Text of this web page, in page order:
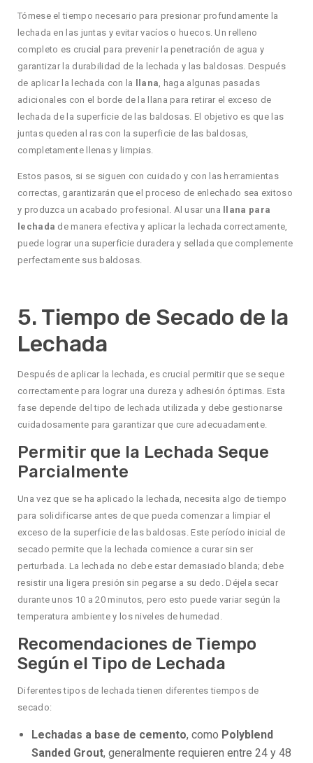
Tómese el tiempo necesario para presionar profundamente la
lechada en las juntas y evitar vacíos o huecos. Un relleno
completo es crucial para prevenir la penetración de agua y
garantizar la durabilidad de la lechada y las baldosas. Después
de aplicar la lechada con la
llana, haga algunas pasadas
adicionales con el borde de la llana para retirar el exceso de
lechada de la superficie de las baldosas. El objetivo es que las
juntas queden al ras con la superficie de las baldosas,
completamente llenas y limpias.
Estos pasos, si se siguen con cuidado y con las herramientas
correctas, garantizarán que el proceso de enlechado sea exitoso
y produzca un acabado profesional. Al usar una
llana para
lechada de manera efectiva y aplicar la lechada correctamente,
puede lograr una superficie duradera y sellada que complemente
perfectamente sus baldosas.
5. Tiempo de Secado de la
Lechada
Después de aplicar la lechada, es crucial permitir que se seque
correctamente para lograr una dureza y adhesión óptimas. Esta
fase depende del tipo de lechada utilizada y debe gestionarse
cuidadosamente para garantizar que cure adecuadamente.
Permitir que la Lechada Seque
Parcialmente
Una vez que se ha aplicado la lechada, necesita algo de tiempo
para solidificarse antes de que pueda comenzar a limpiar el
exceso de la superficie de las baldosas. Este período inicial de
secado permite que la lechada comience a curar sin ser
perturbada. La lechada no debe estar demasiado blanda; debe
resistir una ligera presión sin pegarse a su dedo. Déjela secar
durante unos 10 a 20 minutos, pero esto puede variar según la
temperatura ambiente y los niveles de humedad.
Recomendaciones de Tiempo
Según el Tipo de Lechada
Diferentes tipos de lechada tienen diferentes tiempos de
secado:
Lechadas a base de cemento, como Polyblend
Sanded Grout, generalmente requieren entre 24 y 48